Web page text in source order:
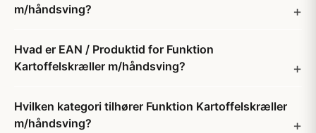
m/håndsving?
Hvad er EAN / Produktid for Funktion
Kartoffelskræller m/håndsving?
Hvilken kategori tilhører Funktion Kartoffelskræller
m/håndsving?